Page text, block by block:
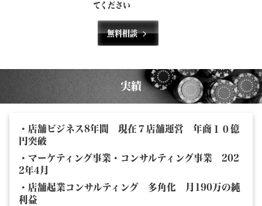
てください
無料相談
実績
・店舗ビジネス8年間 現在７店舗運営 年商１０億
円突破
・マーケティング事業・コンサルティング事業 202
2年4月
・店舗起業コンサルティング 多角化 月190万の純
利益